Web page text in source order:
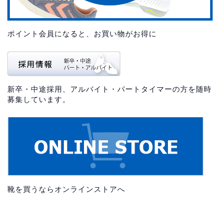
ポイント会員になると、お買い物がお得に
新卒・中途採用、アルバイト・パートタイマーの方を随時
募集しています。
靴を買うならオンラインストアへ